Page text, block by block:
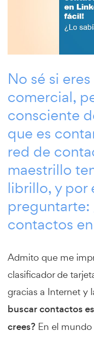
No sé si
comercial,
consciente
que es
red de
maestrillo
librillo, y por
preguntarte:
contactos
Admito que me
clasificador de
gracias a Internet y
buscar contactos
crees? En el